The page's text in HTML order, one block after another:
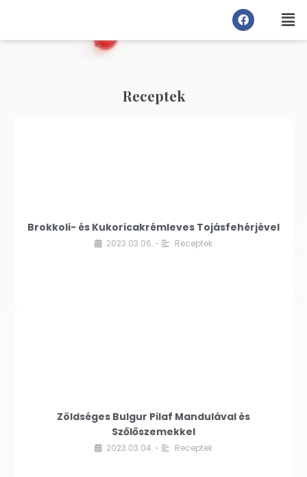
Receptek
Brokkoli- és Kukoricakrémleves Tojásfehérjével
2023.03.06. • Receptek
Zöldséges Bulgur Pilaf Mandulával és
Szőlőszemekkel
2023.03.04. • Receptek